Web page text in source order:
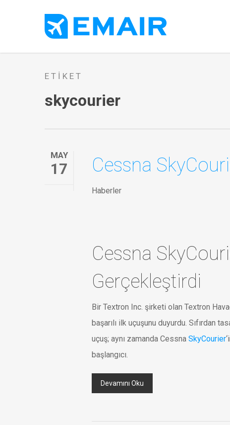
content
ETIKET
skycourier
MAY
17 Cessna
Haberler
Cessna
Gerçekleştirdi
Bir Textron Inc. şirketi olan Textron
başarılı ilk uçuşunu duyurdu. Sıfırdan
uçuş; aynı zamanda Cessna SkyCourier
başlangıcı.
Devamını Oku